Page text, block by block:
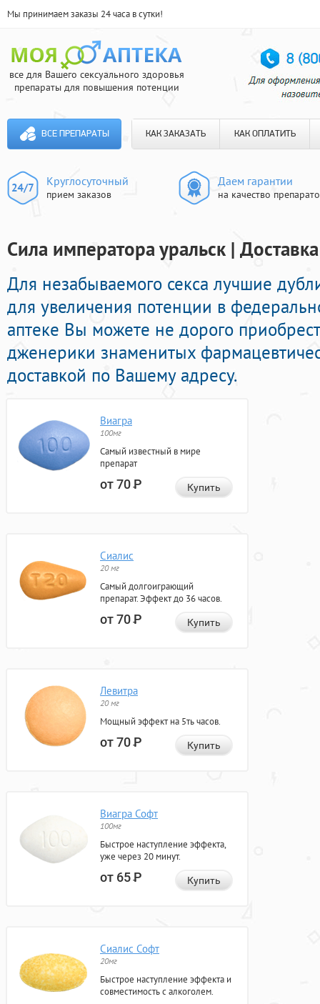
Мы принимаем заказы 24 часа в сутки!
все для Вашего сексуального здоровья
препараты для повышения потенции
ВСЕ ПРЕПАРАТЫ КАК ЗАКАЗАТЬ КАК ОПЛАТИТЬ
Круглосуточный
прием заказов
Даем гарантии
на качество
Сила императора уральск |
Для незабываемого секса лучшие
для увеличения потенции в
аптеке Вы можете не дорого
дженерики знаменитых
доставкой по Вашему адресу.
Виагра
100мг
Самый известный в мире
препарат
от 70Р Купить
Сиалис
20 мг
Самый долгоиграющий
препарат. Эффект до 36 часов.
от 70Р Купить
Левитра
20 мг
Мощный эффект на 5ть часов.
от 70Р Купить
Виагра Софт
100мг
Быстрое наступление эффекта,
уже через 20 минут.
от 65Р Купить
Сиалис Софт
20мг
Быстрое наступление эффекта и
совместимость с алкоголем.